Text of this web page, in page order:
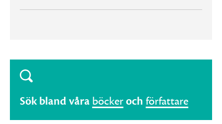
Sök bland våra böckeroch författare